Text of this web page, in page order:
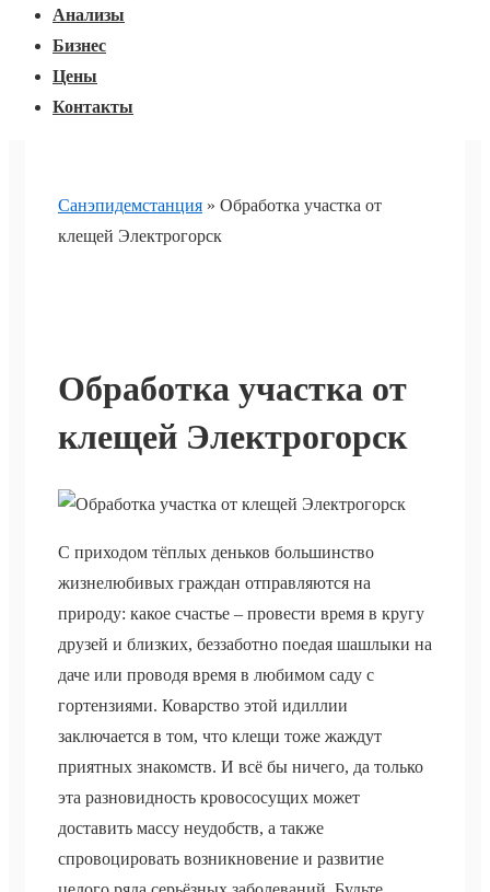
Анализы
Бизнес
Цены
Контакты
Санэпидемстанция » Обработка участка от
клещей Электрогорск
Обработка участка от
клещей Электрогорск
С приходом тёплых деньков большинство
жизнелюбивых граждан отправляются на
природу: какое счастье – провести время в кругу
друзей и близких, беззаботно поедая шашлыки на
даче или проводя время в любимом саду с
гортензиями. Коварство этой идиллии
заключается в том, что клещи тоже жаждут
приятных знакомств. И всё бы ничего, да только
эта разновидность кровососущих может
доставить массу неудобств, а также
спровоцировать возникновение и развитие